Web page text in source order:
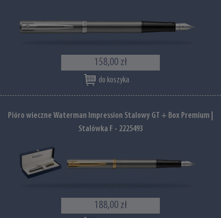
158,00 zł
do koszyka
Pióro wieczne Waterman Impression Stalowy GT + Box Premium |
Stalówka F - 2225493
188,00 zł